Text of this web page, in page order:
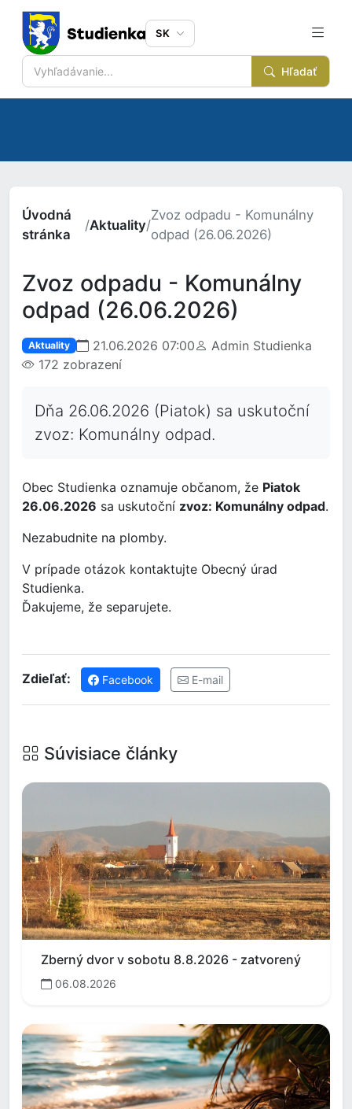
Hľadať
SK
Úvodná
stránka
/Aktuality/
Zvoz odpadu - Komunálny
odpad (26.06.2026)
Zvoz odpadu - Komunálny
odpad (26.06.2026)
Aktuality 21.06.2026 07:00
Admin Studienka
172 zobrazení
Dňa 26.06.2026 (Piatok) sa uskutoční
zvoz: Komunálny odpad.
Obec Studienka oznamuje občanom, že Piatok
26.06.2026 sa uskutoční zvoz: Komunálny odpad.
Nezabudnite na plomby.
V prípade otázok kontaktujte Obecný úrad
Studienka.
Ďakujeme, že separujete.
Zdieľať: Facebook E-mail
Súvisiace články
Zberný dvor v sobotu 8.8.2026 - zatvorený
06.08.2026